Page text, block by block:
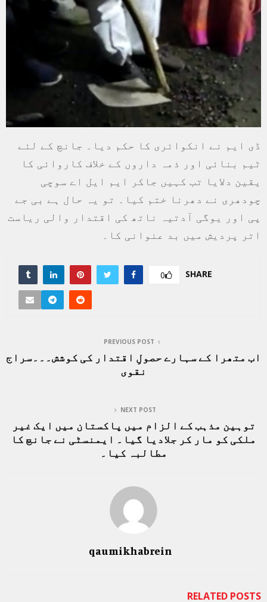
ڈی ایم نے انکوائری کا حکم دیا۔ جانچ کے لئے
ٹیم بنائی اور ذمہ داروں کے خلاف کاروائی کا
یقین دلایا تب کہیں جاکر ایم ایل اے سوچی
چودھری نے دھرنا ختم کیا۔ تو یہ حال ہے بی جے
پی اور یوگی آدتیہ ناتھ کی اقتدار والی ریاست
اتر پردیش میں بد عنوانی کا۔
SHARE
0
PREVIOUS POST
اب متھرا کے سہارے حصولِ اقتدار کی کوشش۔۔۔سراج
نقوی
NEXT POST
توہین مذہب کے الزام میں پاکستان میں ایک غیر
ملکی کو مار کر جلادیا گیا۔ ایمنسٹی نے جانچ کا
مطالبہ کیا۔
qaumikhabrein
RELATED POSTS